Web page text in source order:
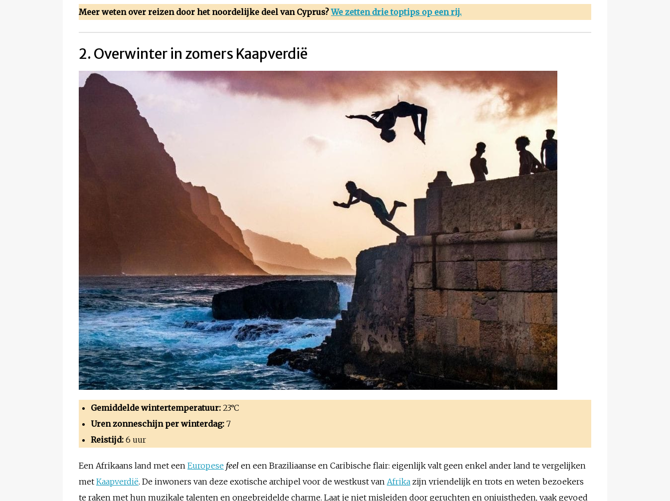
Meer weten over reizen door het noordelijke deel van Cyprus?We zetten drie toptips op een rij.
2. Overwinter in zomers Kaapverdië
Gemiddelde wintertemperatuur: 23°C
Uren zonneschijn per winterdag: 7
Reistijd: 6 uur
Een Afrikaans land met een Europese feel en een Braziliaanse en Caribische flair: eigenlijk valt geen enkel ander land te vergelijken
met Kaapverdië. De inwoners van deze exotische archipel voor de westkust van Afrika zijn vriendelijk en trots en weten bezoekers
te raken met hun muzikale talenten en ongebreidelde charme. Laat je niet misleiden door geruchten en onjuistheden, vaak gevoed